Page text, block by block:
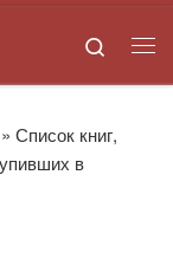
Search
» Список книг,
в